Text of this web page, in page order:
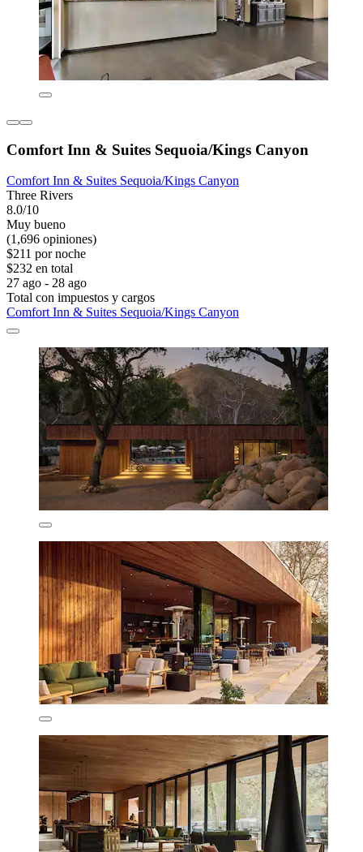
Comfort Inn & Suites Sequoia/Kings Canyon
Comfort Inn & Suites Sequoia/Kings Canyon
Three Rivers
8.0/10
Muy bueno
(1,696 opiniones)
$211 por noche
$232 en total
27 ago - 28 ago
Total con impuestos y cargos
Comfort Inn & Suites Sequoia/Kings Canyon